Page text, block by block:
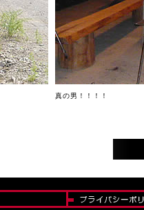
真の男！！！！